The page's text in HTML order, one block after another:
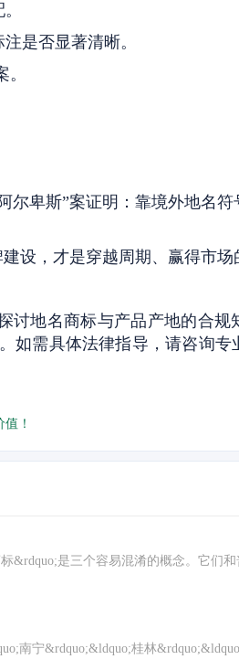
是否显著清晰。
尔卑斯”案证明：靠境外地名
设，才是穿越周期、赢得市场
讨地名商标与产品产地的合规
如需具体法律指导，请咨询专
！
&rdquo;是三个容易混淆的概念。它们
南宁&rdquo;&ldquo;桂林